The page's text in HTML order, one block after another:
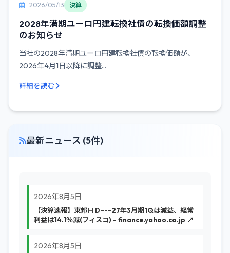
2026/05/13 決算
2028年満期ユーロ円建転換社債の転換価額調整
のお知らせ
当社の2028年満期ユーロ円建転換社債の転換価額が、
2026年4月1日以降に調整...
詳細を読む
最新ニュース (5件)
2026年8月5日
【決算速報】東邦ＨＤ---27年3月期1Qは減益、経常
利益は14.1％減(フィスコ) - finance.yahoo.co.jp ↗
2026年8月5日